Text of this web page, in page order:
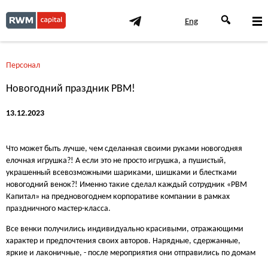
Eng
Персонал
Новогодний праздник РВМ!
13.12.2023
Что может быть лучше, чем сделанная своими руками новогодняя
елочная игрушка?! А если это не просто игрушка, а пушистый,
украшенный всевозможными шариками, шишками и блестками
новогодний венок?! Именно такие сделал каждый сотрудник «РВМ
Капитал» на предновогоднем корпоративе компании в рамках
праздничного мастер-класса.
Все венки получились индивидуально красивыми, отражающими
характер и предпочтения своих авторов. Нарядные, сдержанные,
яркие и лаконичные, - после мероприятия они отправились по домам